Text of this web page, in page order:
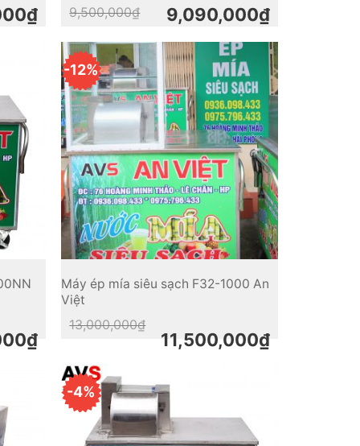
₫ 9,500,000₫
Original
price
9,500,000₫.
9,090,000₫
Current
price
9,090,000₫.
₫
-12%
Máy ép mía siêu sạch F32-1000 An
Việt
13,000,000₫
price
was:
11,500,000₫
price
-4%